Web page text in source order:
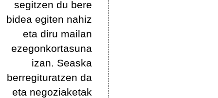
segitzen du bere
bidea egiten nahiz
eta diru mailan
ezegonkortasuna
izan. Seaska
berregituratzen da
eta negoziaketak